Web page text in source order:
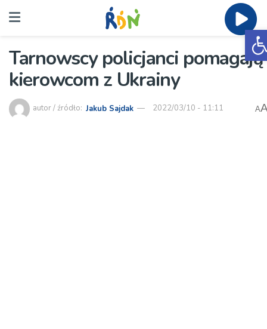
Tarnowscy policjanci pomagają
kierowcom z Ukrainy
autor / źródło: Jakub Sajdak 2022/03/10 - 11:11 A